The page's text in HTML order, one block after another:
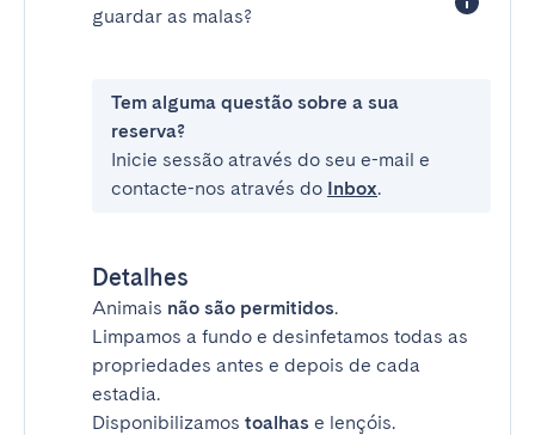
guardar as malas?
Tem alguma questão sobre a sua
reserva?
Inicie sessão através do seu e-mail e
contacte-nos através do Inbox.
Detalhes
Animais não são permitidos.
Limpamos a fundo e desinfetamos todas as
propriedades antes e depois de cada
estadia.
Disponibilizamos toalhas e lençóis.